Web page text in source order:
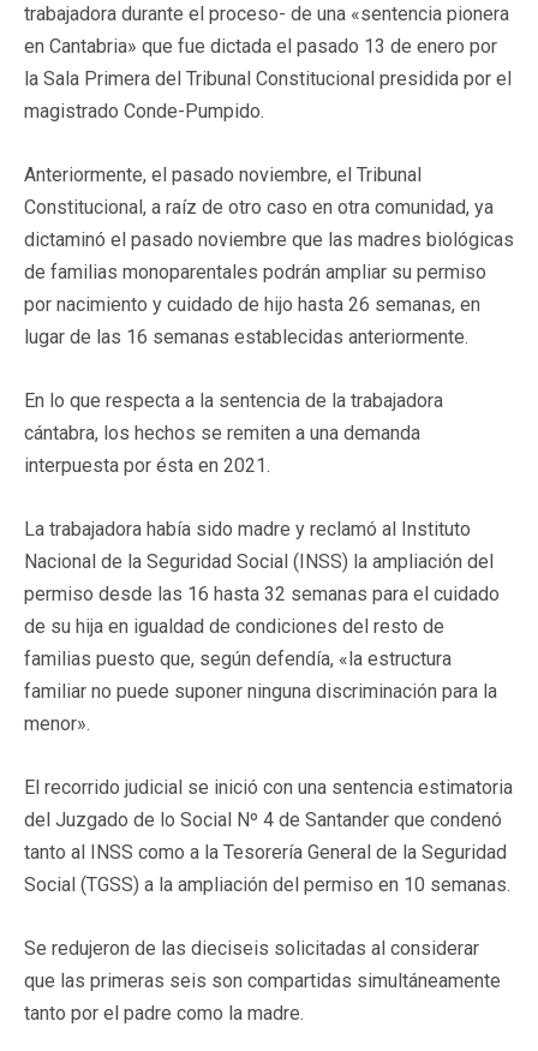
trabajadora durante el proceso- de una «sentencia pionera
en Cantabria» que fue dictada el pasado 13 de enero por
la Sala Primera del Tribunal Constitucional presidida por el
magistrado Conde-Pumpido.
Anteriormente, el pasado noviembre, el Tribunal
Constitucional, a raíz de otro caso en otra comunidad, ya
dictaminó el pasado noviembre que las madres biológicas
de familias monoparentales podrán ampliar su permiso
por nacimiento y cuidado de hijo hasta 26 semanas, en
lugar de las 16 semanas establecidas anteriormente.
En lo que respecta a la sentencia de la trabajadora
cántabra, los hechos se remiten a una demanda
interpuesta por ésta en 2021.
La trabajadora había sido madre y reclamó al Instituto
Nacional de la Seguridad Social (INSS) la ampliación del
permiso desde las 16 hasta 32 semanas para el cuidado
de su hija en igualdad de condiciones del resto de
familias puesto que, según defendía, «la estructura
familiar no puede suponer ninguna discriminación para la
menor».
El recorrido judicial se inició con una sentencia estimatoria
del Juzgado de lo Social Nº 4 de Santander que condenó
tanto al INSS como a la Tesorería General de la Seguridad
Social (TGSS) a la ampliación del permiso en 10 semanas.
Se redujeron de las dieciseis solicitadas al considerar
que las primeras seis son compartidas simultáneamente
tanto por el padre como la madre.